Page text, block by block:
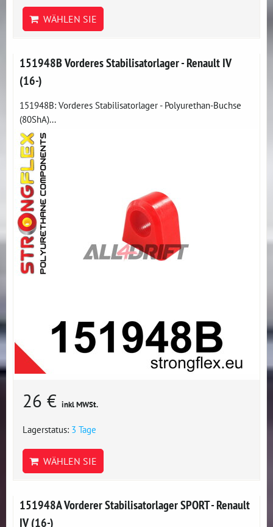
WÄHLEN SIE
151948B Vorderes Stabilisatorlager - Renault IV
(16-)
151948B: Vorderes Stabilisatorlager - Polyurethan-Buchse
(80ShA)...
26 € inkl MWSt.
Lagerstatus: 3 Tage
WÄHLEN SIE
151948A Vorderer Stabilisatorlager SPORT - Renault
IV (16-)